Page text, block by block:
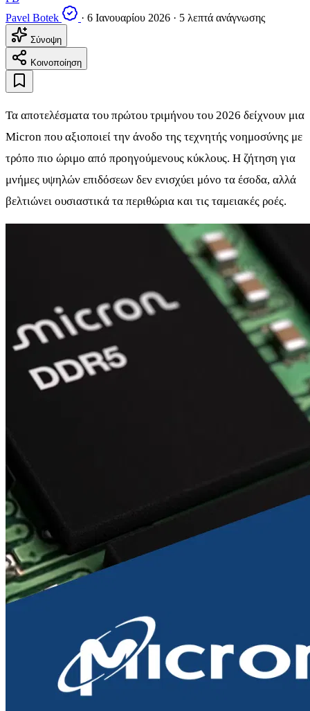
Pavel Botek
· 6 Ιανουαρίου 2026 · 5 λεπτά ανάγνωσης
Σύνοψη
Κοινοποίηση
Τα αποτελέσματα του πρώτου τριμήνου του 2026 δείχνουν μια
Micron που αξιοποιεί την άνοδο της τεχνητής νοημοσύνης με
τρόπο πιο ώριμο από προηγούμενους κύκλους. Η ζήτηση για
μνήμες υψηλών επιδόσεων δεν ενισχύει μόνο τα έσοδα, αλλά
βελτιώνει ουσιαστικά τα περιθώρια και τις ταμειακές ροές.